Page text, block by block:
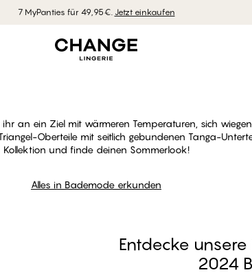
7 MyPanties für 49,95€. Jetzt einkaufen
in unserBade-
an ein Ziel mit wärmeren Temperaturen, sich
Oberteile mit seitlich gebundenen Tanga-
Kollektion und finde deinen Sommerlook!
Alles in Bademode erkunden
Entdecke
2024